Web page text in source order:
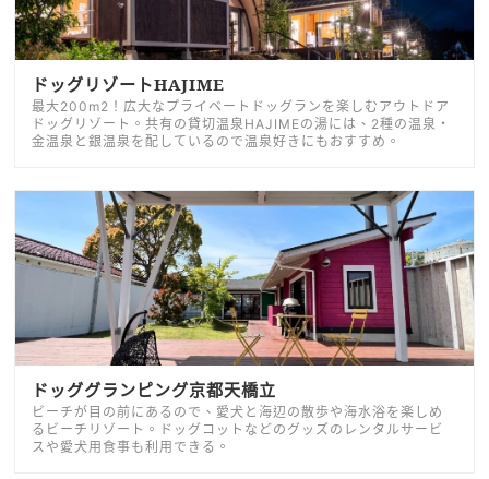
ドッグリゾートHAJIME
最大200m2！広大なプライベートドッグランを楽しむアウトドア
ドッグリゾート。共有の貸切温泉HAJIMEの湯には、2種の温泉・
金温泉と銀温泉を配しているので温泉好きにもおすすめ。
ドッググランピング京都天橋立
ビーチが目の前にあるので、愛犬と海辺の散歩や海水浴を楽しめ
るビーチリゾート。ドッグコットなどのグッズのレンタルサービ
スや愛犬用食事も利用できる。